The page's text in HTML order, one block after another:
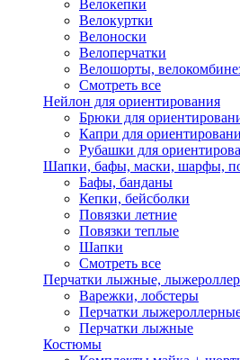
Велокепки
Велокуртки
Велоноски
Велоперчатки
Велошорты,
Смотреть все
Нейлон для ориентирования
Брюки для
Капри для
Рубашки для
Шапки, бафы, маски, шарфы,
Бафы, банданы
Кепки, бейсболки
Повязки летние
Повязки теплые
Шапки
Смотреть все
Перчатки лыжные,
Варежки, лобстеры
Перчатки
Перчатки лыжные
Костюмы